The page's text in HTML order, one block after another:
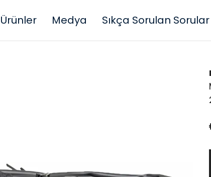
Ürünler Medya Sıkça Sorulan Sorular